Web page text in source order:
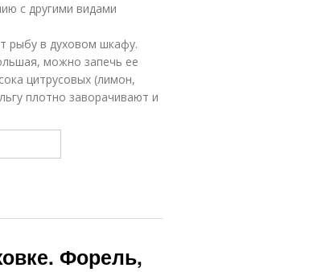
с другими видами
рыбу в духовом шкафу.
можно запечь ее
цитрусовых (лимон,
плотно заворачивают и
Форель,